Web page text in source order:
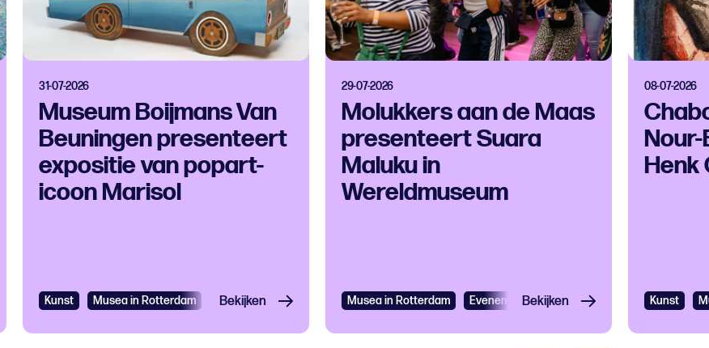
31-07-2026
Museum Boijmans Van
Beuningen presenteert
expositie van popart-
icoon Marisol
Kunst Musea in Rotterdam Bekijken
29-07-2026
Molukkers aan de Maas
presenteert Suara
Maluku in
Wereldmuseum
Musea in Rotterdam Evenementen Festivals
Bekijken
08-07-2026
Henk
Kunst